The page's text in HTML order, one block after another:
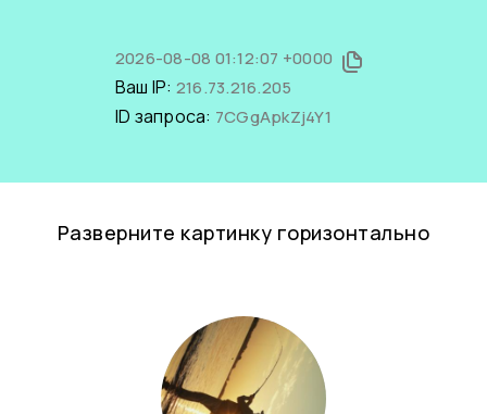
2026-08-08 01:12:07 +0000
Ваш IP: 216.73.216.205
ID запроса: 7CGgApkZj4Y1
Разверните картинку горизонтально